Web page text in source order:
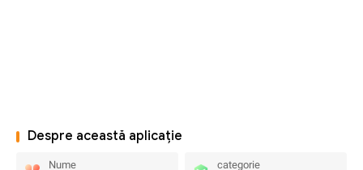
Despre această aplicație
Nume categorie